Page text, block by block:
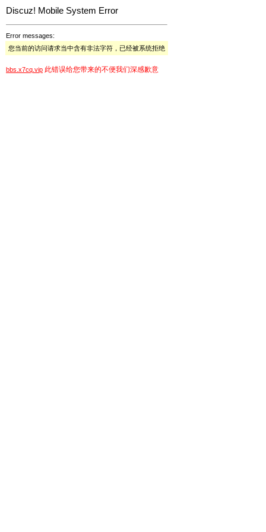
Discuz! Mobile System Error
Error messages:
您当前的访问请求当中含有非法字符，已经被系统拒绝
bbs.x7cq.vip 此错误给您带来的不便我们深感歉意